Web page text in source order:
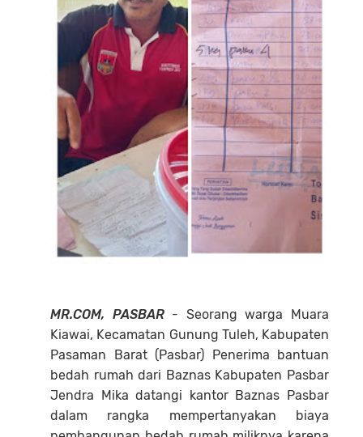
MR.COM, PASBAR- Seorang warga Muara
Kiawai, Kecamatan Gunung Tuleh, Kabupaten
Pasaman Barat (Pasbar) Penerima bantuan
bedah rumah dari Baznas Kabupaten Pasbar
Jendra Mika datangi kantor Baznas Pasbar
dalam rangka mempertanyakan biaya